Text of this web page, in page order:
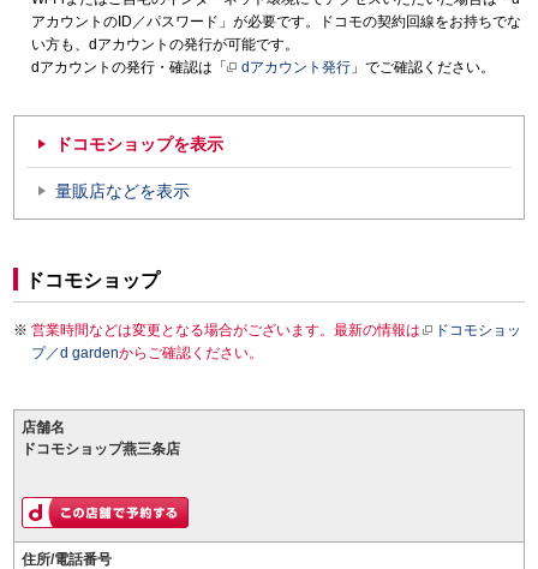
アカウントのID／パスワード」が必要です。ドコモの契約回線をお持ちでな
い方も、dアカウントの発行が可能です。
dアカウントの発行・確認は「
dアカウント発行 」でご確認ください。
ドコモショップを表示
量販店などを表示
ドコモショップ
営業時間などは変更となる場合がございます。最新の情報は
ドコモショッ
プ／d gardenからご確認ください。
店舗名
ドコモショップ燕三条店
住所/電話番号